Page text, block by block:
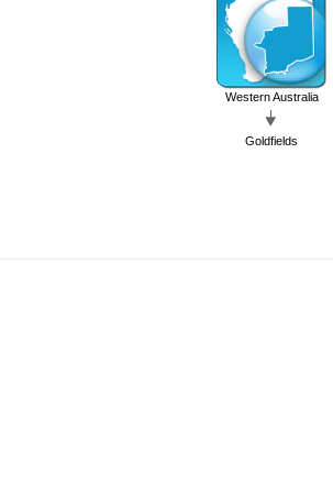
Western Australia
Goldfields